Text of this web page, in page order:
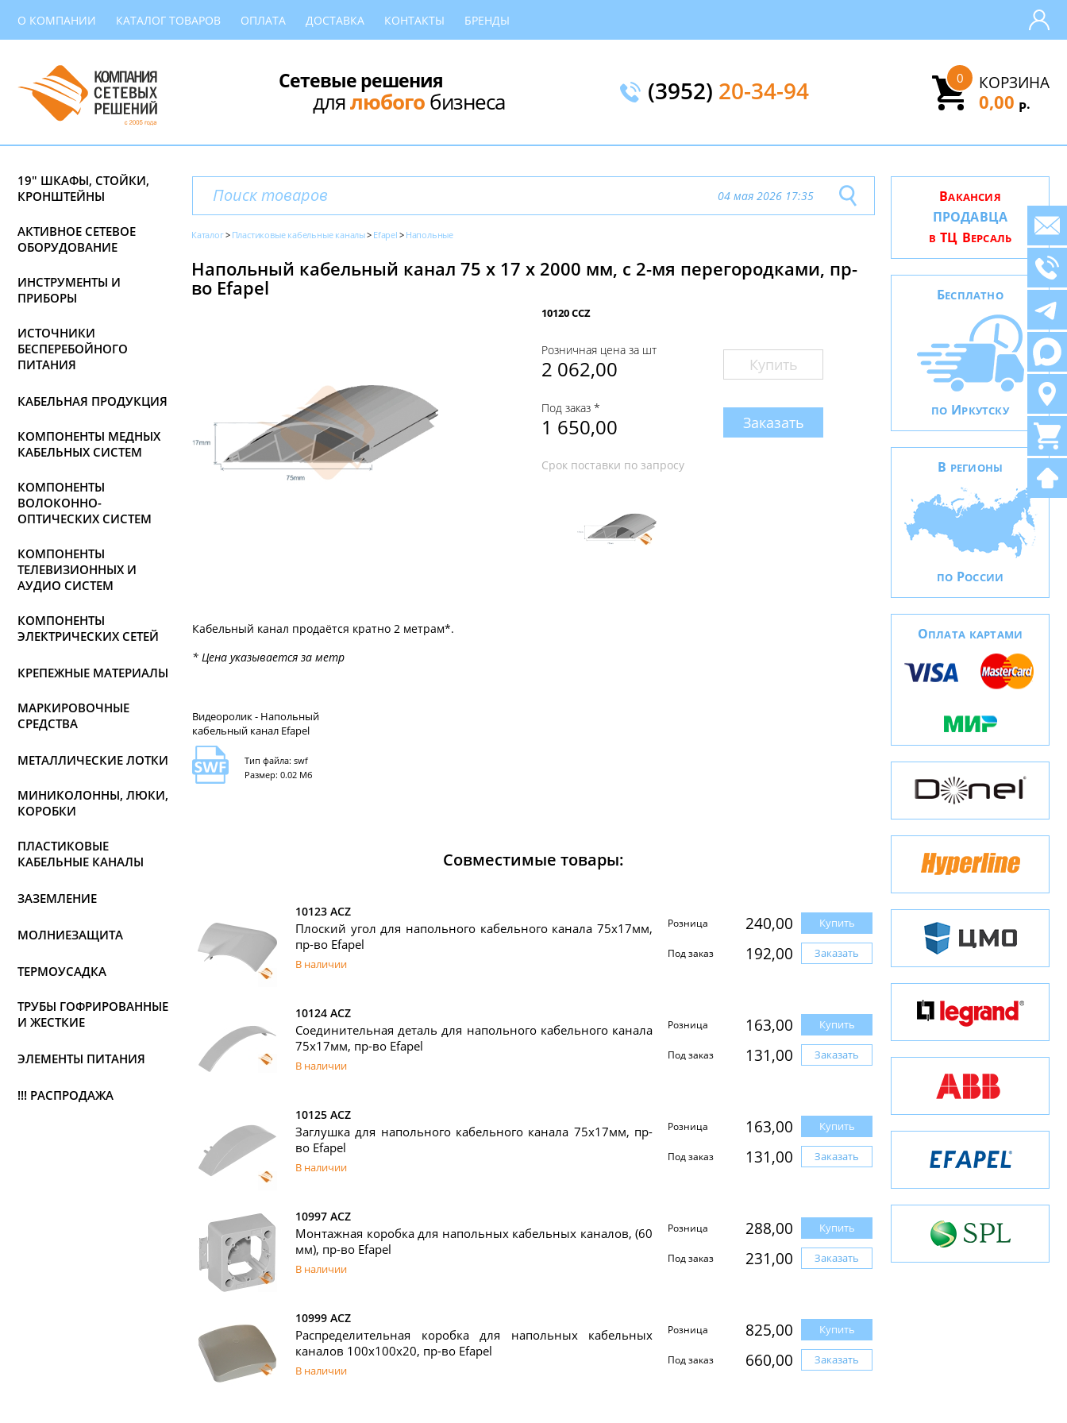
О КОМПАНИИ КАТАЛОГ ТОВАРОВ ОПЛАТА ДОСТАВКА КОНТАКТЫ БРЕНДЫ
Сетевые решения
длялюбогобизнеса (3952) 20-34-94 КОРЗИНА
0
0,00 Р.
19" ШКАФЫ, СТОЙКИ,
КРОНШТЕЙНЫ
АКТИВНОЕ СЕТЕВОЕ
ОБОРУДОВАНИЕ
ИНСТРУМЕНТЫ И
ПРИБОРЫ
ИСТОЧНИКИ
БЕСПЕРЕБОЙНОГО
ПИТАНИЯ
КАБЕЛЬНАЯ ПРОДУКЦИЯ
КОМПОНЕНТЫ МЕДНЫХ
КАБЕЛЬНЫХ СИСТЕМ
КОМПОНЕНТЫ
ВОЛОКОННО-
ОПТИЧЕСКИХ СИСТЕМ
КОМПОНЕНТЫ
ТЕЛЕВИЗИОННЫХ И
АУДИО СИСТЕМ
КОМПОНЕНТЫ
ЭЛЕКТРИЧЕСКИХ СЕТЕЙ
КРЕПЕЖНЫЕ МАТЕРИАЛЫ
МАРКИРОВОЧНЫЕ
СРЕДСТВА
МЕТАЛЛИЧЕСКИЕ ЛОТКИ
МИНИКОЛОННЫ, ЛЮКИ,
КОРОБКИ
ПЛАСТИКОВЫЕ
КАБЕЛЬНЫЕ КАНАЛЫ
ЗАЗЕМЛЕНИЕ
МОЛНИЕЗАЩИТА
ТЕРМОУСАДКА
ТРУБЫ ГОФРИРОВАННЫЕ
И ЖЕСТКИЕ
ЭЛЕМЕНТЫ ПИТАНИЯ
!!! РАСПРОДАЖА
04 мая 2026 17:35
Каталог Пластиковые кабельные каналы Efapel Напольные
Напольный кабельный канал 75 x 17 x 2000 мм, с 2-мя перегородками, пр-
во Efapel
10120 CCZ
Розничная цена за шт
2 062,00 Купить
Под заказ *
1 650,00 Заказать
Срок поставки по запросу
Кабельный канал продаётся кратно 2 метрам*.
* Цена указывается за метр
Видеоролик - Напольный
кабельный канал Efapel
Тип файла: swf
Размер: 0.02 Мб
Совместимые товары:
10123 ACZ
Плоский угол для напольного кабельного канала 75х17мм,
пр-во Efapel
В наличии
Розница 240,00 Купить
Под заказ 192,00 Заказать
10124 ACZ
Соединительная деталь для напольного кабельного канала
75х17мм, пр-во Efapel
В наличии
Розница 163,00 Купить
Под заказ 131,00 Заказать
10125 ACZ
Заглушка для напольного кабельного канала 75х17мм, пр-
во Efapel
В наличии
Розница 163,00 Купить
Под заказ 131,00 Заказать
10997 ACZ
Монтажная коробка для напольных кабельных каналов, (60
мм), пр-во Efapel
В наличии
Розница 288,00 Купить
Под заказ 231,00 Заказать
10999 ACZ
Распределительная коробка для напольных кабельных
каналов 100x100x20, пр-во Efapel
В наличии
Розница 825,00 Купить
Под заказ 660,00 Заказать
ВАКАНСИЯ
ПРОДАВЦА
В ТЦ ВЕРСАЛЬ
БЕСПЛАТНО
ПО ИРКУТСКУ
В РЕГИОНЫ
ПО РОССИИ
ОПЛАТА КАРТАМИ